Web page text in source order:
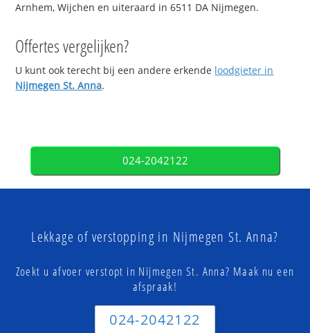
Arnhem, Wijchen en uiteraard in 6511 DA Nijmegen.
Offertes vergelijken?
U kunt ook terecht bij een andere erkende loodgieter in
Nijmegen St. Anna.
024-2042122
Lekkage of verstopping in Nijmegen St. Anna?
Zoekt u afvoer verstopt in Nijmegen St. Anna? Maak nu een
afspraak!
024-2042122